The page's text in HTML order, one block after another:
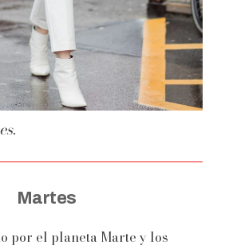
Martes
por el planeta Marte y los